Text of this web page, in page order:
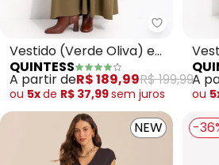
Quintess
Vestido (Verde Oliva) em
Poliéster com Elastano
QUINTESS
A partir deR$ 189,99R$ 199,99
ou 5xde R$ 37,99sem juros
A
ou
NEW -